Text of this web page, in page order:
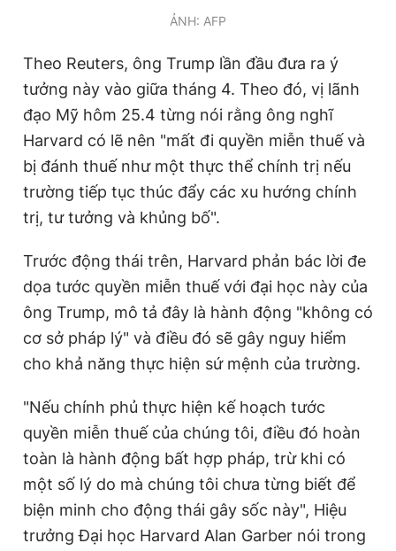
RSS
Tổng biên tập: Nguyễn Ngọc Toàn
Phó tổng biên tập thường trực: Hải Thành
Phó tổng biên tập: Lâm Hiếu Dũng
Phó tổng biên tập: Trần Việt Hưng
Tổng thư ký tòa soạn: Đức Trung
Giấy phép xuất bản số 110/GP - BTTTT cấp ngày 24.3.2020
© 2003-2026 Bản quyền thuộc về Báo Thanh Niên. Cấm sao
chép dưới mọi hình thức nếu không có sự chấp thuận bằng văn
bản. Phát triển bởi ePi Technologies, JSC.
ẢNH: AFP
Theo Reuters, ông Trump lần đầu đưa ra ý
tưởng này vào giữa tháng 4. Theo đó, vị lãnh
đạo Mỹ hôm 25.4 từng nói rằng ông nghĩ
Harvard có lẽ nên "mất đi quyền miễn thuế và
bị đánh thuế như một thực thể chính trị nếu
trường tiếp tục thúc đẩy các xu hướng chính
trị, tư tưởng và khủng bố".
Trước động thái trên, Harvard phản bác lời đe
dọa tước quyền miễn thuế với đại học này của
ông Trump, mô tả đây là hành động "không có
cơ sở pháp lý" và điều đó sẽ gây nguy hiểm
cho khả năng thực hiện sứ mệnh của trường.
"Nếu chính phủ thực hiện kế hoạch tước
quyền miễn thuế của chúng tôi, điều đó hoàn
toàn là hành động bất hợp pháp, trừ khi có
một số lý do mà chúng tôi chưa từng biết để
biện minh cho động thái gây sốc này", Hiệu
trưởng Đại học Harvard Alan Garber nói trong